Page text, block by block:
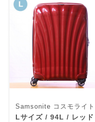
Samsonite コスモライト
Lサイズ / 94L / レッド